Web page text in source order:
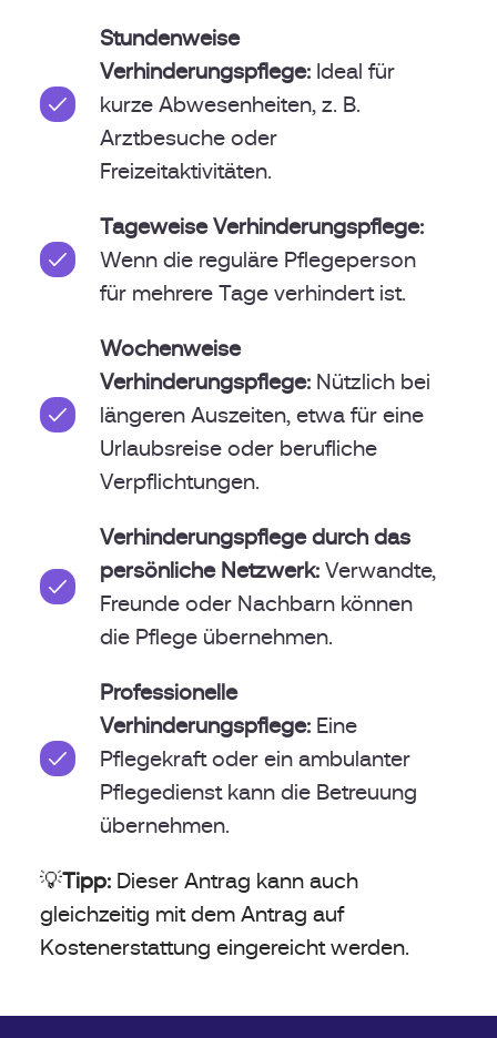
Stundenweise
Verhinderungspflege: Ideal für
kurze Abwesenheiten, z. B.
Arztbesuche oder
Freizeitaktivitäten.
Tageweise Verhinderungspflege:
Wenn die reguläre Pflegeperson
für mehrere Tage verhindert ist.
Wochenweise
Verhinderungspflege: Nützlich bei
längeren Auszeiten, etwa für eine
Urlaubsreise oder berufliche
Verpflichtungen.
Verhinderungspflege durch das
persönliche Netzwerk: Verwandte,
Freunde oder Nachbarn können
die Pflege übernehmen.
Professionelle
Verhinderungspflege: Eine
Pflegekraft oder ein ambulanter
Pflegedienst kann die Betreuung
übernehmen.
💡Tipp: Dieser Antrag kann auch
gleichzeitig mit dem Antrag auf
Kostenerstattung eingereicht werden.